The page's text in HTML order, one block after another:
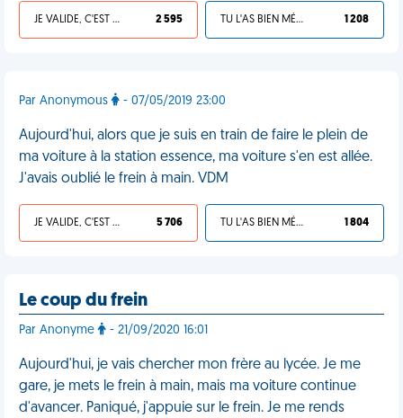
JE VALIDE, C'EST UNE VDM 2 595 TU L'AS BIEN MÉRITÉ 1 208
Par Anonymous - 07/05/2019 23:00
Aujourd'hui, alors que je suis en train de faire le plein de
ma voiture à la station essence, ma voiture s'en est allée.
J'avais oublié le frein à main. VDM
JE VALIDE, C'EST UNE VDM 5 706 TU L'AS BIEN MÉRITÉ 1 804
Le coup du frein
Par Anonyme - 21/09/2020 16:01
Aujourd'hui, je vais chercher mon frère au lycée. Je me
gare, je mets le frein à main, mais ma voiture continue
d'avancer. Paniqué, j'appuie sur le frein. Je me rends